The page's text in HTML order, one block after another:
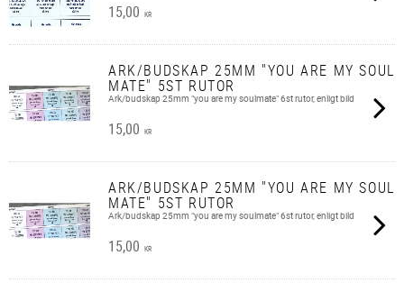
15,00 KR
ARK/BUDSKAP 25MM "YOU ARE MY SOUL
MATE" 5ST RUTOR
Ark/budskap 25mm "you are my soulmate" 6st rutor, enligt bild
15,00 KR
ARK/BUDSKAP 25MM "YOU ARE MY SOUL
MATE" 5ST RUTOR
Ark/budskap 25mm "you are my soulmate" 6st rutor, enligt bild
15,00 KR